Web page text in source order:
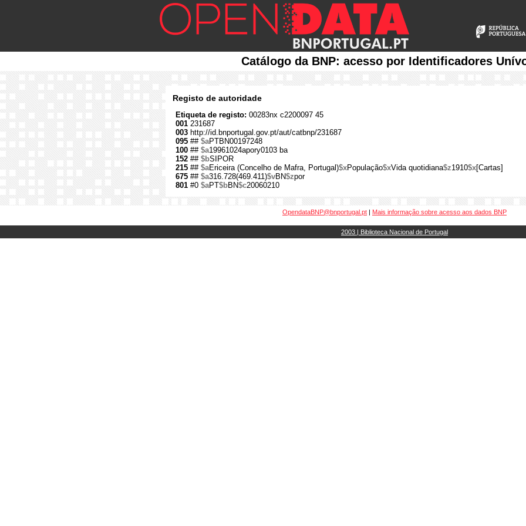
Catálogo da BNP: acesso por Identificadores
Registo de autoridade
Etiqueta de registo: 00283nx c2200097 45
001 231687
003 http://id.bnportugal.gov.pt/aut/catbnp/231687
095 ## $aPTBN00197248
100 ## $a19961024apory0103 ba
152 ## $bSIPOR
215 ## $aEriceira (Concelho de Mafra, Portugal)$xPopulação$xVida quotidiana$z1910$x[Cartas]
675 ## $a316.728(469.411)$vBN$zpor
801 #0 $aPT$bBN$c20060210
OpendataBNP@bnportugal.pt | Mais informação sobre acesso aos dados BNP
2003 | Biblioteca Nacional de Portugal